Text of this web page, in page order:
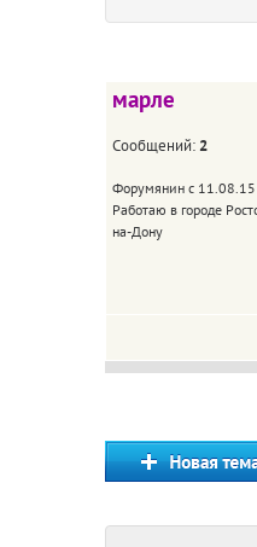
марле
Сообщений: 2
Форумянин с 11.08.15
Работаю в городе
на-Дону